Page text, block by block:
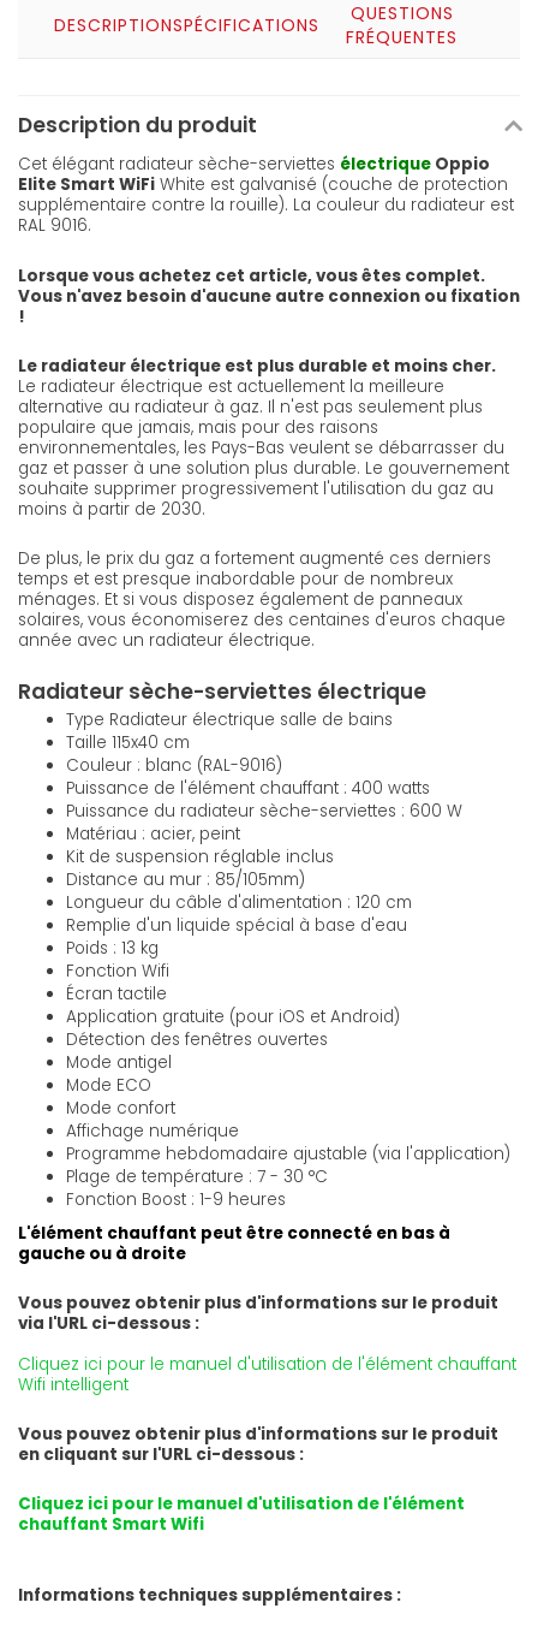
DESCRIPTIONSPÉCIFICATIONS
QUESTIONS
FRÉQUENTES
Description du produit
Cet élégant radiateur sèche-serviettes électrique Oppio
Elite Smart WiFi White est galvanisé (couche de protection
supplémentaire contre la rouille). La couleur du radiateur est
RAL 9016.
Lorsque vous achetez cet article, vous êtes complet.
Vous n'avez besoin d'aucune autre connexion ou fixation
!
Le radiateur électrique est plus durable et moins cher.
Le radiateur électrique est actuellement la meilleure
alternative au radiateur à gaz. Il n'est pas seulement plus
populaire que jamais, mais pour des raisons
environnementales, les Pays-Bas veulent se débarrasser du
gaz et passer à une solution plus durable. Le gouvernement
souhaite supprimer progressivement l'utilisation du gaz au
moins à partir de 2030.
De plus, le prix du gaz a fortement augmenté ces derniers
temps et est presque inabordable pour de nombreux
ménages. Et si vous disposez également de panneaux
solaires, vous économiserez des centaines d'euros chaque
année avec un radiateur électrique.
Radiateur sèche-serviettes électrique
Type Radiateur électrique salle de bains
Taille 115x40 cm
Couleur : blanc (RAL-9016)
Puissance de l'élément chauffant : 400 watts
Puissance du radiateur sèche-serviettes : 600 W
Matériau : acier, peint
Kit de suspension réglable inclus
Distance au mur : 85/105mm)
Longueur du câble d'alimentation : 120 cm
Remplie d'un liquide spécial à base d'eau
Poids : 13 kg
Fonction Wifi
Écran tactile
Application gratuite (pour iOS et Android)
Détection des fenêtres ouvertes
Mode antigel
Mode ECO
Mode confort
Affichage numérique
Programme hebdomadaire ajustable (via l'application)
Plage de température : 7 - 30 °C
Fonction Boost : 1-9 heures
L'élément chauffant peut être connecté en bas à
gauche ou à droite
Vous pouvez obtenir plus d'informations sur le produit
via l'URL ci-dessous :
Cliquez ici pour le manuel d'utilisation de l'élément chauffant
Wifi intelligent
Vous pouvez obtenir plus d'informations sur le produit
en cliquant sur l'URL ci-dessous :
Cliquez ici pour le manuel d'utilisation de l'élément
chauffant Smart Wifi
Informations techniques supplémentaires :